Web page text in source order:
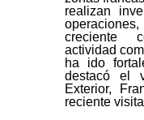
realizan
creciente
actividad
ha ido
destacó el
Exterior,
reciente